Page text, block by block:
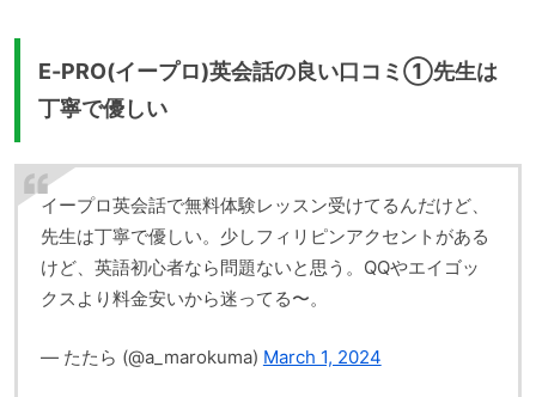
E-PRO(イープロ)英会話の良い口コミ①先生は
丁寧で優しい
イープロ英会話で無料体験レッスン受けてるんだけど、
先生は丁寧で優しい。少しフィリピンアクセントがある
けど、英語初心者なら問題ないと思う。QQやエイゴッ
クスより料金安いから迷ってる〜。
— たたら (@a_marokuma) March 1, 2024